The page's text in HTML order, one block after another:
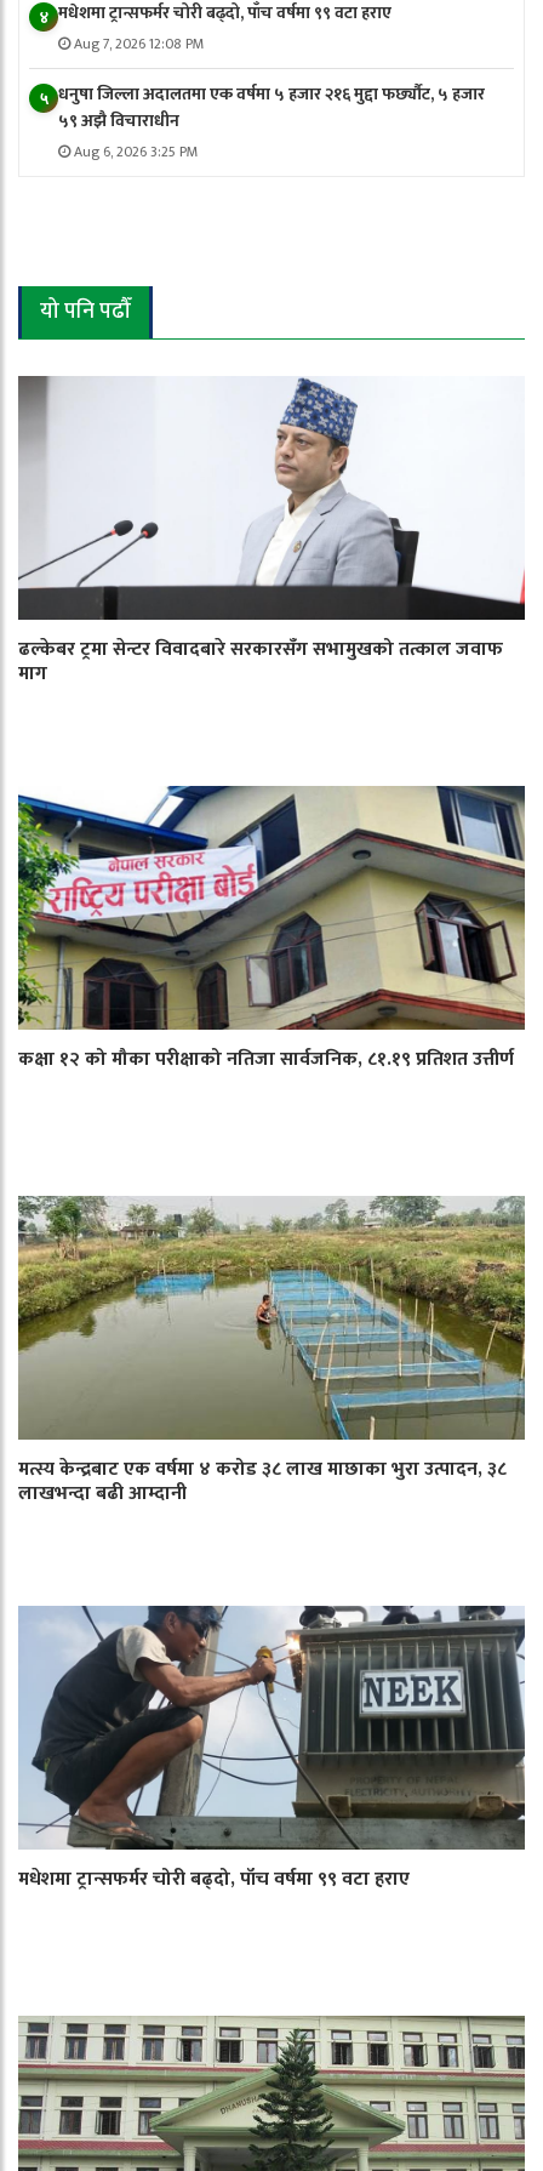
४ मधेशमा ट्रान्सफर्मर चोरी बढ्दो, पाँच वर्षमा ९९ वटा हराए
Aug 7, 2026 12:08 PM
५ धनुषा जिल्ला अदालतमा एक वर्षमा ५ हजार २१६ मुद्दा फर्छ्यौट, ५ हजार
५९ अझै विचाराधीन
Aug 6, 2026 3:25 PM
यो पनि पढौँ
ढल्केबर ट्रमा सेन्टर विवादबारे सरकारसँग सभामुखको तत्काल जवाफ
माग
कक्षा १२ को मौका परीक्षाको नतिजा सार्वजनिक, ८१.१९ प्रतिशत उत्तीर्ण
मत्स्य केन्द्रबाट एक वर्षमा ४ करोड ३८ लाख माछाका भुरा उत्पादन, ३८
लाखभन्दा बढी आम्दानी
मधेशमा ट्रान्सफर्मर चोरी बढ्दो, पाँच वर्षमा ९९ वटा हराए